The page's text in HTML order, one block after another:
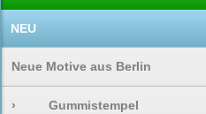
NEU
Neue Motive aus Berlin
› Gummistempel